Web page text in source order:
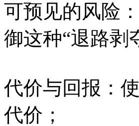
可预见的风险
御这种“退路剥
代价与回报：
代价；